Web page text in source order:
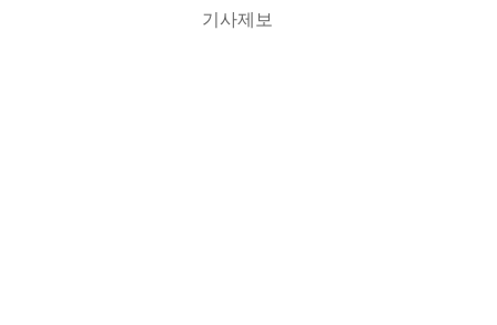
기사제보